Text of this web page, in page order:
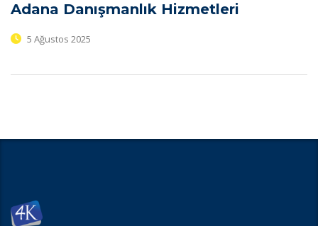
Adana Danışmanlık Hizmetleri
5 Ağustos 2025